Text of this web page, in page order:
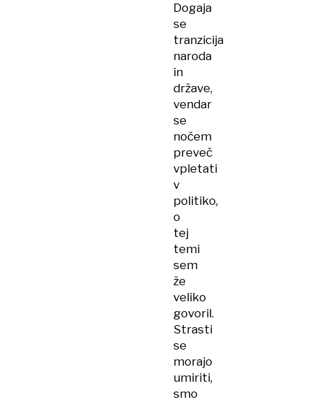
Dogaja
se
tranzicija
naroda
in
države,
vendar
se
nočem
preveč
vpletati
v
politiko,
o
tej
temi
sem
že
veliko
govoril.
Strasti
se
morajo
umiriti,
smo